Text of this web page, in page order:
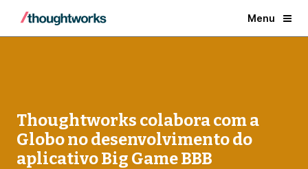
Menu
Thoughtworks colabora com a
Globo no desenvolvimento do
aplicativo Big Game BBB